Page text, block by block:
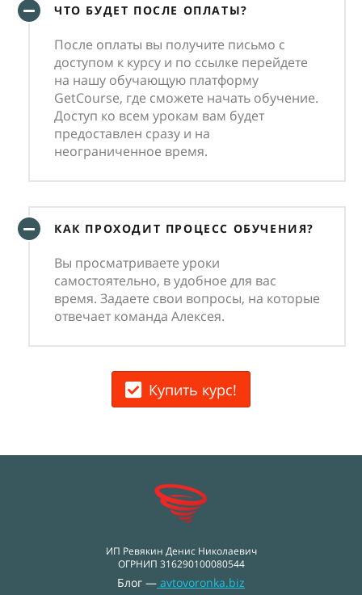
ЧТО БУДЕТ ПОСЛЕ ОПЛАТЫ?
После оплаты вы получите письмо с
доступом к курсу и по ссылке перейдете
на нашу обучающую платформу
GetCourse, где сможете начать обучение.
Доступ ко всем урокам вам будет
предоставлен сразу и на
неограниченное время.
КАК ПРОХОДИТ ПРОЦЕСС ОБУЧЕНИЯ?
Вы просматриваете уроки
самостоятельно, в удобное для вас
время. Задаете свои вопросы, на которые
отвечает команда Алексея.
Купить курс!
ИП Ревякин Денис Николаевич
ОГРНИП 316290100080544
Блог — avtovoronka.biz